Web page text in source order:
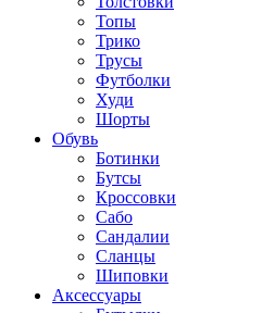
Топы
Трико
Трусы
Футболки
Худи
Шорты
Обувь
Ботинки
Бутсы
Кроссовки
Сабо
Сандалии
Сланцы
Шиповки
Аксессуары